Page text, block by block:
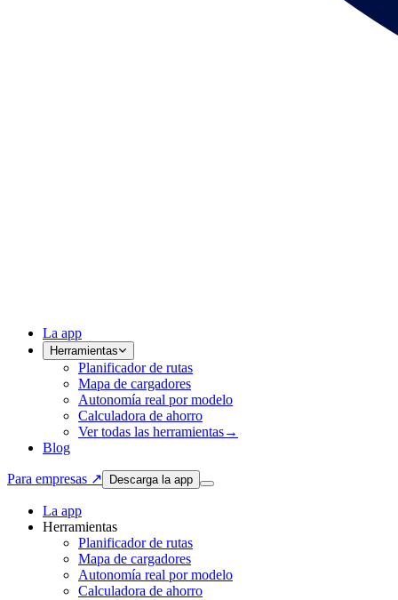
La app
Herramientas
Planificador de rutas
Mapa de cargadores
Autonomía real por modelo
Calculadora de ahorro
Ver todas las herramientas→
Blog
Para empresas ↗ Descarga la app
La app
Herramientas
Planificador de rutas
Mapa de cargadores
Autonomía real por modelo
Calculadora de ahorro